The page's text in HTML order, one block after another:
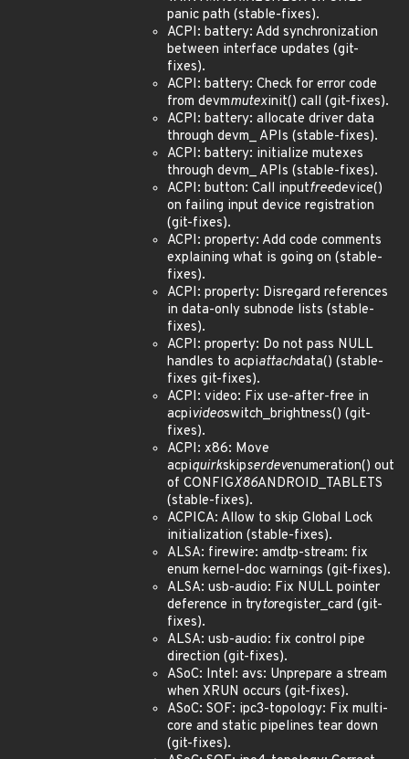
panic path (stable-fixes).
ACPI: battery: Add synchronization
between interface updates (git-
fixes).
ACPI: battery: Check for error code
from devmmutexinit() call (git-fixes).
ACPI: battery: allocate driver data
through devm_ APIs (stable-fixes).
ACPI: battery: initialize mutexes
through devm_ APIs (stable-fixes).
ACPI: button: Call inputfreedevice()
on failing input device registration
(git-fixes).
ACPI: property: Add code comments
explaining what is going on (stable-
fixes).
ACPI: property: Disregard references
in data-only subnode lists (stable-
fixes).
ACPI: property: Do not pass NULL
handles to acpiattachdata() (stable-
fixes git-fixes).
ACPI: video: Fix use-after-free in
acpivideoswitch_brightness() (git-
fixes).
ACPI: x86: Move
acpiquirkskipserdevenumeration() out
of CONFIGX86ANDROID_TABLETS
(stable-fixes).
ACPICA: Allow to skip Global Lock
initialization (stable-fixes).
ALSA: firewire: amdtp-stream: fix
enum kernel-doc warnings (git-fixes).
ALSA: usb-audio: Fix NULL pointer
deference in trytoregister_card (git-
fixes).
ALSA: usb-audio: fix control pipe
direction (git-fixes).
ASoC: Intel: avs: Unprepare a stream
when XRUN occurs (git-fixes).
ASoC: SOF: ipc3-topology: Fix multi-
core and static pipelines tear down
(git-fixes).